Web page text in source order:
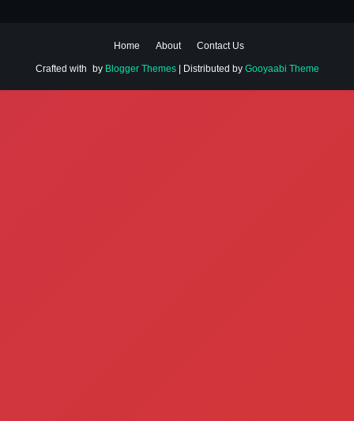
Home About Contact Us
Crafted with by Blogger Themes| Distributed by Gooyaabi Theme